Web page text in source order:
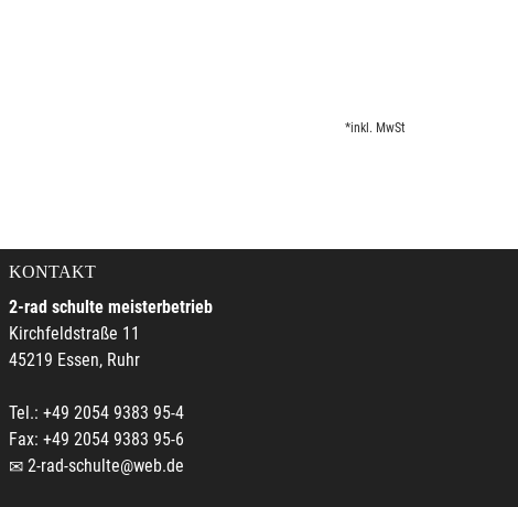
*inkl. MwSt
KONTAKT
2-rad schulte meisterbetrieb
Kirchfeldstraße 11
45219 Essen, Ruhr
Tel.: +49 2054 9383 95-4
Fax: +49 2054 9383 95-6
2-rad-schulte@web.de